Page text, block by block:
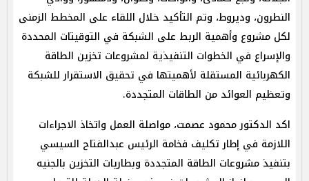
النطرون، وديروط، وتم التأكيد خلال اللقاء على المخطط الزمنى
لكل مشروع وأهمية الربط على الشبكة في التوقيتات المحددة
والإسراع في الخطوات التنفيذية لمشروعات تخزين الطاقة
الكهربائية المستقلة لأهميتها في تحقيق الاستقرار للشبكة
وتعظيم العوائد من الطاقات المتجددة.
اكد الدكتور محمود عصمت، مواصلة العمل واتخاذ الاجراءات
اللازمة في إطار تكليف فخامة الرئيس عبدالفتاح السيسي
بتنفيذ مشروعات الطاقة المتجددة وبطاريات التخزين بالجنيه